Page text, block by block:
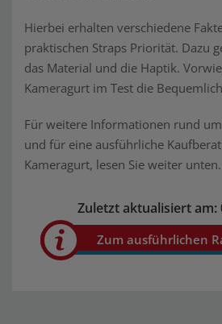
Hierbei erhalten verschiedene
praktischen Straps Priorität. Dazu
das Material und die Haptik.
Kameragurt im Test die
Für weitere Informationen rund
und für eine ausführliche
Kameragurt, lesen Sie weiter unten.
Zuletzt aktualisiert am:
Zum ausführlichen